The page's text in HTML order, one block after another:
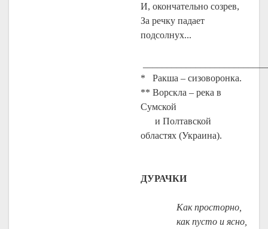
И, окончательно созрев,
За речку падает
подсолнух...
* Ракша – сизоворонка.
** Ворскла – река в
Сумской
и Полтавской
областях (Украина).
ДУРАЧКИ
Как просторно,
как пусто и ясно,